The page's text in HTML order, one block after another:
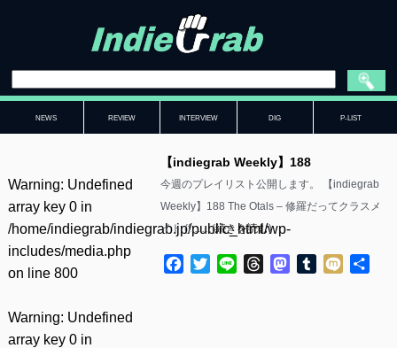
NEWS REVIEW INTERVIEW DIG P-LIST
Warning: Undefined
array key 0 in
/home/indiegrab/indiegrab.jp/public_html/wp-
includes/media.php
on line 800
Warning: Undefined
array key 0 in
【indiegrab Weekly】188
今週のプレイリスト公開します。 【indiegrab
Weekly】188 The Otals – 修羅だってクラスメ
イト (f……(続きを読む)
Facebook
TwitterLine ThreadsMastodon
Tumblr
Mixi